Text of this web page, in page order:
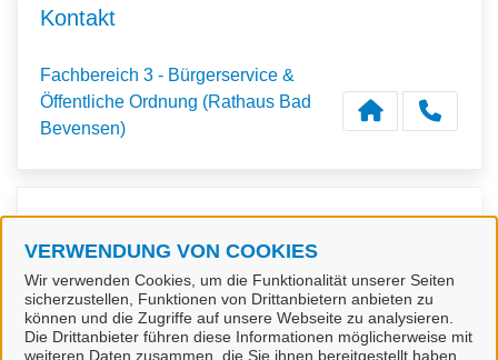
VERWENDUNG VON COOKIES
Wir verwenden Cookies, um die Funktionalität unserer Seiten
sicherzustellen, Funktionen von Drittanbietern anbieten zu
können und die Zugriffe auf unsere Webseite zu analysieren.
Die Drittanbieter führen diese Informationen möglicherweise mit
weiteren Daten zusammen, die Sie ihnen bereitgestellt haben
Kontakt
Fachbereich 3 - Bürgerservice &
Öffentliche Ordnung (Rathaus Bad
Bevensen)
Kontaktpersonen
Frau Fritzke